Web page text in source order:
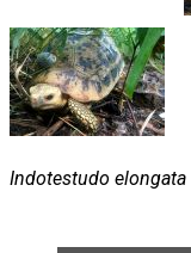
Indotestudo elongata